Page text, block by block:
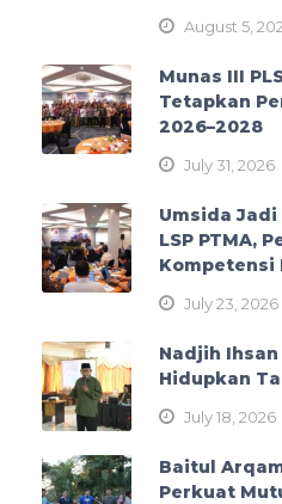
August 5,
Munas III
Tetapkan
2026–2028
July 31, 2026
Umsida Jadi
LSP PTMA,
Kompetensi
July 23, 2026
Nadjih
Hidupkan
July 18, 2026
Baitul
Perkuat